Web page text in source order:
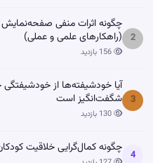
2
چگونه اثرات منفی صفحه‌نمایش
(راهکارهای علمی و عملی)
3
آیا خودشیفته‌ها از
شگفت‌انگیز است
4 چگونه کمال‌گرایی خلاقیت